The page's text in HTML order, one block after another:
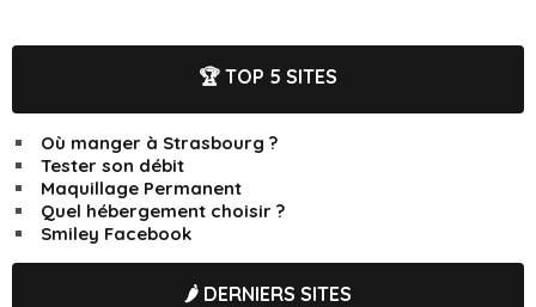
🏆 TOP 5 SITES
Où manger à Strasbourg ?
Tester son débit
Maquillage Permanent
Quel hébergement choisir ?
Smiley Facebook
🌶️ DERNIERS SITES